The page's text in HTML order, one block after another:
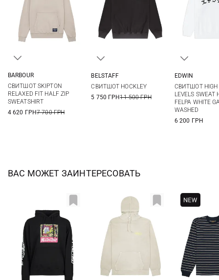
BARBOUR
СВИТШОТ SKIPTON
RELAXED FIT HALF ZIP
SWEATSHIRT
4 620 ГРН7 700 ГРН
BELSTAFF
СВИТШОТ HOCKLEY
5 750 ГРН11 500 ГРН
XL
XXL
EDWIN
СВИТШОТ HIGH
LEVELS SWEAT
FELPA WHITE
WASHED
6 200 ГРН
ВАС МОЖЕТ ЗАИНТЕРЕСОВАТЬ